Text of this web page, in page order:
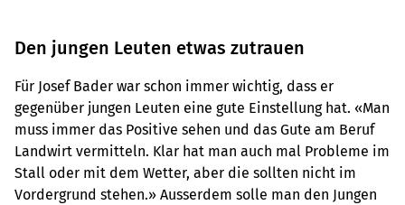
Den jungen Leuten etwas zutrauen
Für Josef Bader war schon immer wichtig, dass er
gegenüber jungen Leuten eine gute Einstellung hat. «Man
muss immer das Positive sehen und das Gute am Beruf
Landwirt vermitteln. Klar hat man auch mal Probleme im
Stall oder mit dem Wetter, aber die sollten nicht im
Vordergrund stehen.» Ausserdem solle man den Jungen